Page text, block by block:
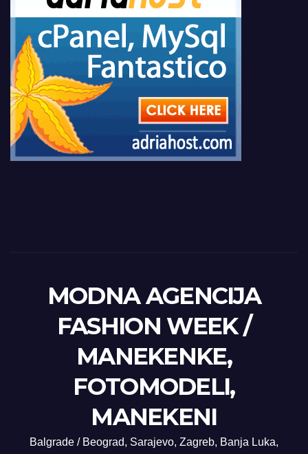
MODNA AGENCIJA
FASHION WEEK /
MANEKENKE,
FOTOMODELI,
MANEKENI
Balgrade / Beograd, Sarajevo, Zagreb, Banja Luka,